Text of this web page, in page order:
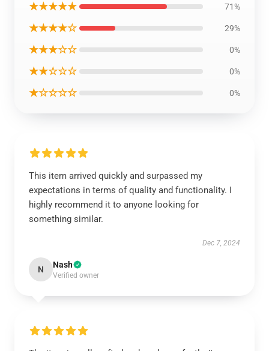
★★★★★ 71%
★★★★☆ 29%
★★★☆☆ 0%
★★☆☆☆ 0%
★☆☆☆☆ 0%
This item arrived quickly and surpassed my
expectations in terms of quality and functionality. I
highly recommend it to anyone looking for
something similar.
Dec 7, 2024
N Nash
Verified owner